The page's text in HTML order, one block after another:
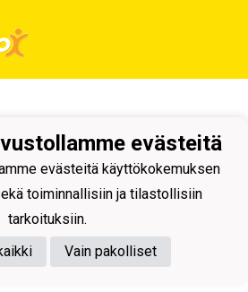
evästeitä
evästeitä käyttökokemuksen
toiminnallisiin ja tilastollisiin
tarkoituksiin.
Vain pakolliset